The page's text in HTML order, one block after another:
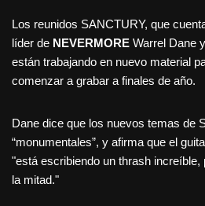
Los reunidos SANCTURY, que
líder de NEVERMORE Warrel Dane
están trabajando en nuevo material
comenzar a grabar a finales de año.
Dane dice que los nuevos temas de
“monumentales”, y afirma que el
"está escribiendo un thrash
la mitad."